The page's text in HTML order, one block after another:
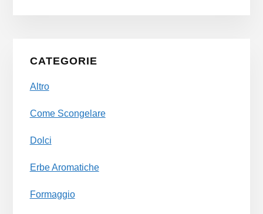
Primary
Sidebar
CATEGORIE
Altro
Come Scongelare
Dolci
Erbe Aromatiche
Formaggio